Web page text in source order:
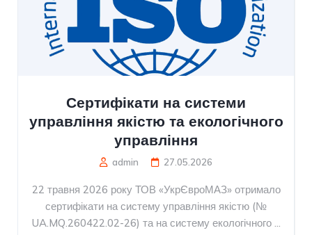
Сертифікати на системи
управління якістю та екологічного
управління
admin 27.05.2026
22 травня 2026 року ТОВ «УкрЄвроМАЗ» отримало
сертифікати на систему управління якістю (№
UA.MQ.260422.02-26) та на систему екологічного ...